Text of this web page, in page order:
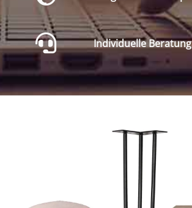
Individuelle Beratung